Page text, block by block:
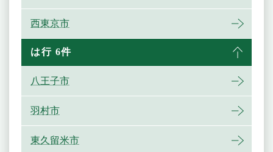
西東京市
は行 6件
八王子市
羽村市
東久留米市